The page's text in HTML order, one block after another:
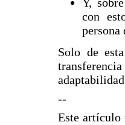
con
persona
Solo de
--
Este artículo